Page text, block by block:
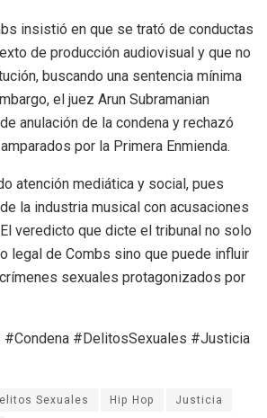
insistió en que se trató de conductas
de producción audiovisual y que no
buscando una sentencia mínima
el juez Arun Subramanian
anulación de la condena y rechazó
por la Primera Enmienda.
atención mediática y social, pues
la industria musical con acusaciones
veredicto que dicte el tribunal no solo
legal de Combs sino que puede influir
sexuales protagonizados por
#Condena #DelitosSexuales #Justicia
Sexuales Hip Hop
Justicia